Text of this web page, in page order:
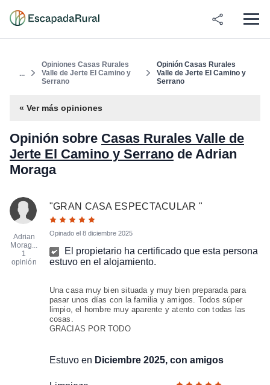
...
Opiniones Casas Rurales
Valle de Jerte El Camino y
Serrano
Opinión Casas Rurales
Valle de Jerte El Camino y
Serrano
« Ver más opiniones
Opinión sobre Casas Rurales Valle de
Jerte El Camino y Serrano de Adrian
Moraga
Adrian
Morag...
1
opinión
"GRAN CASA ESPECTACULAR "
Opinado el 8 diciembre 2025
El propietario ha certificado que esta persona
estuvo en el alojamiento.
Una casa muy bien situada y muy bien preparada para
pasar unos días con la familia y amigos. Todos súper
limpio, el hombre muy aparente y atento con todas las
cosas.
GRACIAS POR TODO
Estuvo en Diciembre 2025, con amigos